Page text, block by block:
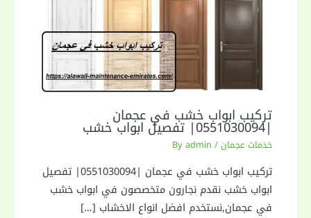
تركيب ابواب خشب في عجمان
|0551030094| تفصيل ابواب خشب
خدمات عجمان/ By
admin
تركيب ابواب خشب في عجمان |0551030094| تفصيل
ابواب خشب نقدم نجارون متخصصون في ابواب خشب
في عجمان,نستخدم افضل انواع الاخشاب […]